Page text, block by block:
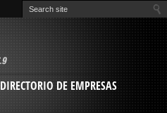
DIRECTORIO DE EMPRESAS